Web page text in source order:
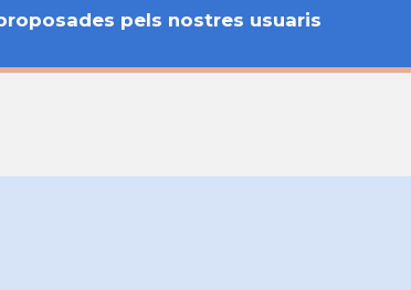
pels nostres usuaris